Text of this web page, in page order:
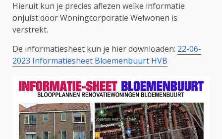
Hieruit kun je precies aflezen welke informatie
onjuist door Woningcorporatie Welwonen is
verstrekt.
De informatiesheet kun je hier downloaden: 22-06-
2023 Informatiesheet Bloemenbuurt HVB